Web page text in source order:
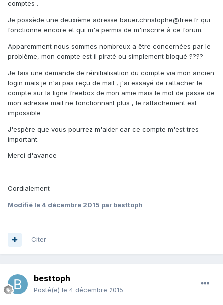
comptes .
Je possède une deuxième adresse bauer.christophe@free.fr qui
fonctionne encore et qui m'a permis de m'inscrire à ce forum.
Apparemment nous sommes nombreux a être concernées par le
problème, mon compte est il piraté ou simplement bloqué ????
Je fais une demande de réinitialisation du compte via mon ancien
login mais je n'ai pas reçu de mail , j'ai essayé de rattacher le
compte sur la ligne freebox de mon amie mais le mot de passe de
mon adresse mail ne fonctionnant plus , le rattachement est
impossible
J'espère que vous pourrez m'aider car ce compte m'est tres
important.
Merci d'avance
Cordialement
Modifié le 4 décembre 2015 par besttoph
Citer
besttoph
Posté(e) le 4 décembre 2015